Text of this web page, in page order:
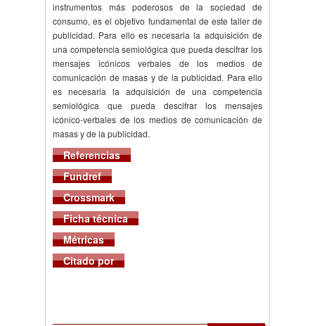
instrumentos más poderosos de la sociedad de
consumo, es el objetivo fundamental de este taller de
publicidad. Para ello es necesaria la adquisición de
una competencia semiológica que pueda descifrar los
mensajes icónicos verbales de los medios de
comunicación de masas y de la publicidad. Para ello
es necesaria la adquisición de una competencia
semiológica que pueda descifrar los mensajes
icónico-verbales de los medios de comunicación de
masas y de la publicidad.
Referencias
Fundref
Crossmark
Ficha técnica
Métricas
Citado por